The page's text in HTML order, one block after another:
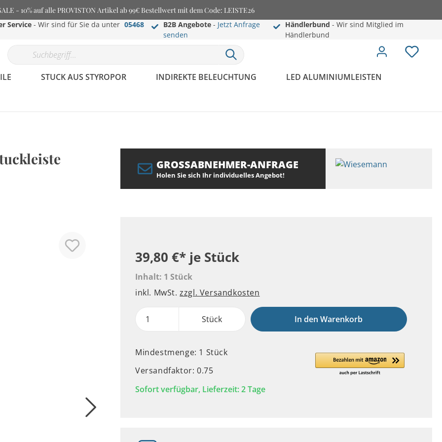
- 10% auf alle PROVISTON Artikel ab 99€ Bestellwert mit dem Code: LEISTE26
Service - Wir sind für Sie da unter 05468
B2B Angebote- Jetzt Anfrage
senden
Händlerbund - Wir sind Mitglied im
Händlerbund
STUCK AUS STYROPOR INDIREKTE BELEUCHTUNG LED ALUMINIUMLEISTEN
GROSSABNEHMER-ANFRAGE
Holen Sie sich Ihr individuelles Angebot!
39,80 €* je Stück
Inhalt: 1 Stück
inkl. MwSt.zzgl. Versandkosten
Stück In den Warenkorb
Mindestmenge: 1 Stück
Versandfaktor: 0.75
Sofort verfügbar, Lieferzeit: 2 Tage